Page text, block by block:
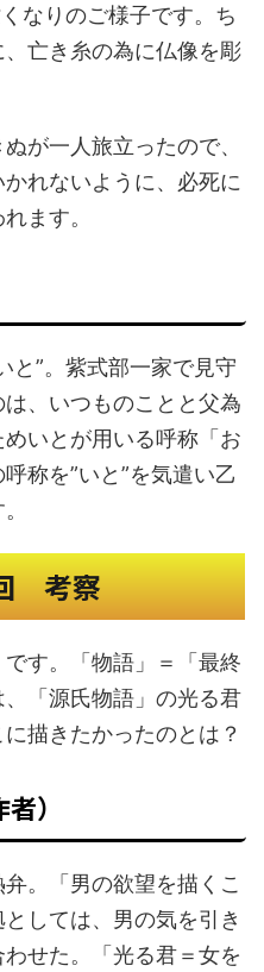
なりのご様子です。ち
亡き糸の為に仏像を彫
が一人旅立ったので、
れないように、必死に
ます。
と”。紫式部一家で見守
、いつものことと父為
いとが用いる呼称「お
称を”いと”を気遣い乙
考察
す。「物語」＝「最終
「源氏物語」の光る君
描きたかったのとは？
）
。「男の欲望を描くこ
しては、男の気を引き
せた。「光る君＝女を